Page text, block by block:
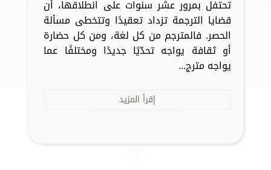
تحتفل بمرور عشر سنوات على انطلاقها، أن
قضايا الترجمة تزداد تعقيدًا وتتخطى مسألة
الحصر. فالمترجم من كل لغة، ومن كل حضارة
أو ثقافة يواجه تحدّيًا جديدًا ومختلفًا عما
يواجه مترج...
إقرأ المزيد